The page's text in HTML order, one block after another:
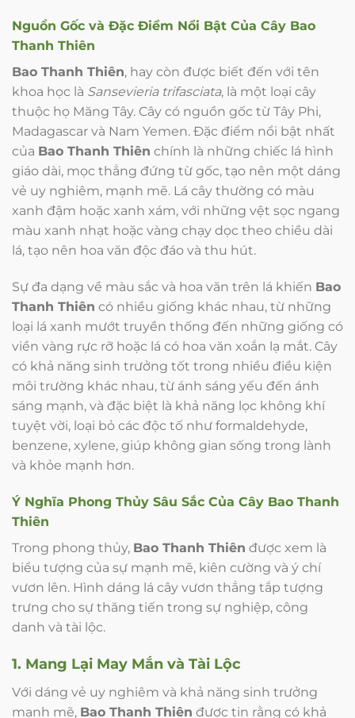
Nguồn Gốc và Đặc Điểm Nổi Bật Của Cây Bao
Thanh Thiên
Bao Thanh Thiên, hay còn được biết đến với tên
khoa học là Sansevieria trifasciata, là một loại cây
thuộc họ Măng Tây. Cây có nguồn gốc từ Tây Phi,
Madagascar và Nam Yemen. Đặc điểm nổi bật nhất
của Bao Thanh Thiên chính là những chiếc lá hình
giáo dài, mọc thẳng đứng từ gốc, tạo nên một dáng
vẻ uy nghiêm, mạnh mẽ. Lá cây thường có màu
xanh đậm hoặc xanh xám, với những vệt sọc ngang
màu xanh nhạt hoặc vàng chạy dọc theo chiều dài
lá, tạo nên hoa văn độc đáo và thu hút.
Sự đa dạng về màu sắc và hoa văn trên lá khiến Bao
Thanh Thiên có nhiều giống khác nhau, từ những
loại lá xanh mướt truyền thống đến những giống có
viền vàng rực rỡ hoặc lá có hoa văn xoắn lạ mắt. Cây
có khả năng sinh trưởng tốt trong nhiều điều kiện
môi trường khác nhau, từ ánh sáng yếu đến ánh
sáng mạnh, và đặc biệt là khả năng lọc không khí
tuyệt vời, loại bỏ các độc tố như formaldehyde,
benzene, xylene, giúp không gian sống trong lành
và khỏe mạnh hơn.
Ý Nghĩa Phong Thủy Sâu Sắc Của Cây Bao Thanh
Thiên
Trong phong thủy, Bao Thanh Thiên được xem là
biểu tượng của sự mạnh mẽ, kiên cường và ý chí
vươn lên. Hình dáng lá cây vươn thẳng tắp tượng
trưng cho sự thăng tiến trong sự nghiệp, công
danh và tài lộc.
1. Mang Lại May Mắn và Tài Lộc
Với dáng vẻ uy nghiêm và khả năng sinh trưởng
mạnh mẽ, Bao Thanh Thiên được tin rằng có khả